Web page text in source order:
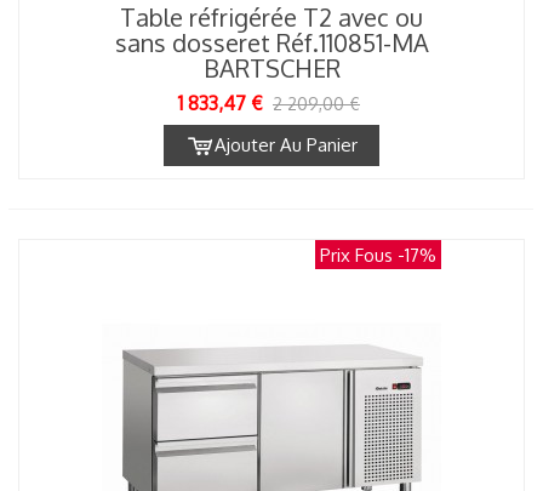
Table réfrigérée T2 avec ou
sans dosseret Réf.110851-MA
BARTSCHER
1 833,47 € 2 209,00 €
Ajouter Au Panier
Prix Fous -17%